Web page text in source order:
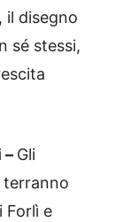
il disegno
sé stessi,
– Gli
terranno
Forlì e